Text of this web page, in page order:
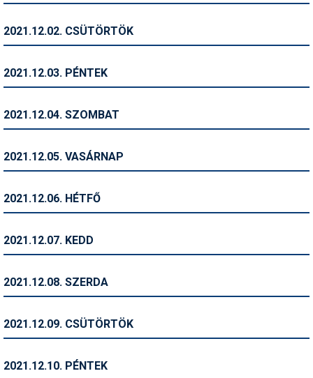
Ingatlan
Kerékpár
Magazinok
Pályázatok
2021.12.02. CSÜTÖRTÖK
2021.12.03. PÉNTEK
2021.12.04. SZOMBAT
2021.12.05. VASÁRNAP
2021.12.06. HÉTFŐ
2021.12.07. KEDD
2021.12.08. SZERDA
2021.12.09. CSÜTÖRTÖK
2021.12.10. PÉNTEK